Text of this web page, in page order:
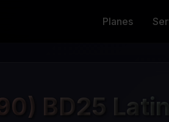
Planes
BD25